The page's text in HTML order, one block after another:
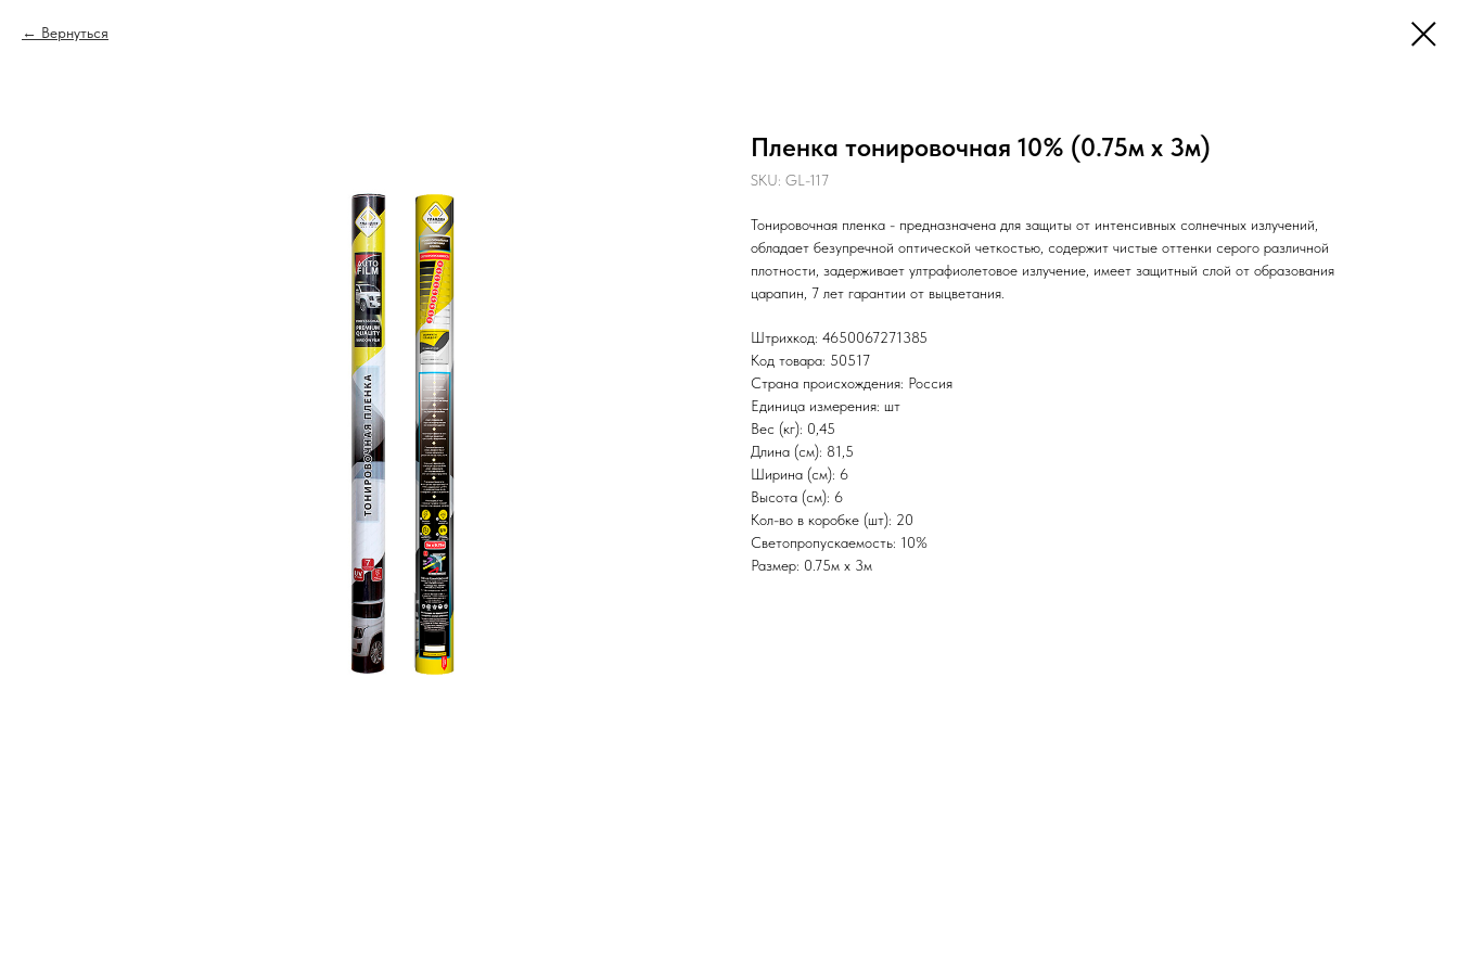
Вернуться
Пленка тонировочная 10% (0.75м х 3м)
SKU: GL-117
Тонировочная пленка - предназначена для защиты от интенсивных солнечных излучений,
обладает безупречной оптической четкостью, содержит чистые оттенки серого различной
плотности, задерживает ултрафиолетовое излучение, имеет защитный слой от образования
царапин, 7 лет гарантии от выцветания.
Штрихкод: 4650067271385
Код товара: 50517
Страна происхождения: Россия
Единица измерения: шт
Вес (кг): 0,45
Длина (см): 81,5
Ширина (см): 6
Высота (см): 6
Кол-во в коробке (шт): 20
Светопропускаемость: 10%
Размер: 0.75м х 3м